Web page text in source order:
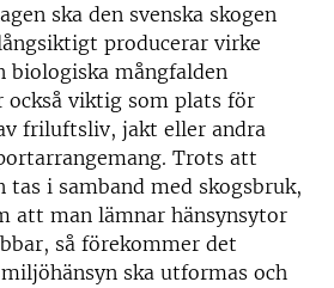
ska den svenska skogen
producerar virke
biologiska mångfalden
också viktig som plats för
friluftsliv, jakt eller andra
Trots att
i samband med skogsbruk,
att man lämnar hänsynsytor
så förekommer det
ska utformas och